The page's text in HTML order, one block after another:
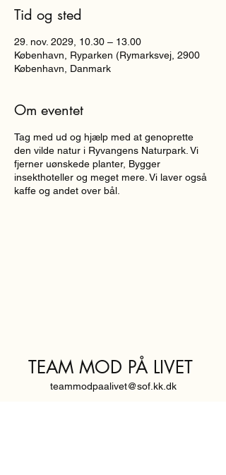
Tid og sted
29. nov. 2029, 10.30 – 13.00
København, Ryparken (Rymarksvej, 2900
København, Danmark
Om eventet
Tag med ud og hjælp med at genoprette
den vilde natur i Ryvangens Naturpark. Vi
fjerner uønskede planter, Bygger
insekthoteller og meget mere. Vi laver også
kaffe og andet over bål.
TEAM MOD PÅ LIVET
teammodpaalivet@sof.kk.dk